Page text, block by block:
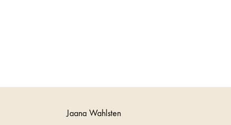
Jaana Wahlsten